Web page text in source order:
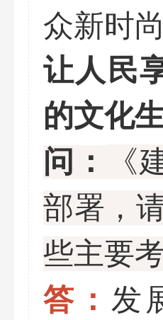
众新时尚
让人民
的文化
问：
部署，
些主要
答： 发